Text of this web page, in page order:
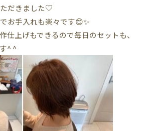
だきました♡
お手入れも楽々です😊✨
仕上げもできるので毎日のセットも、
^ ^